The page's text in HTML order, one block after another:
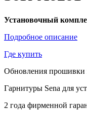
Установочный
Подробное описание
Где купить
Обновления прошивки
Гарнитуры Sena для
2 года фирменной